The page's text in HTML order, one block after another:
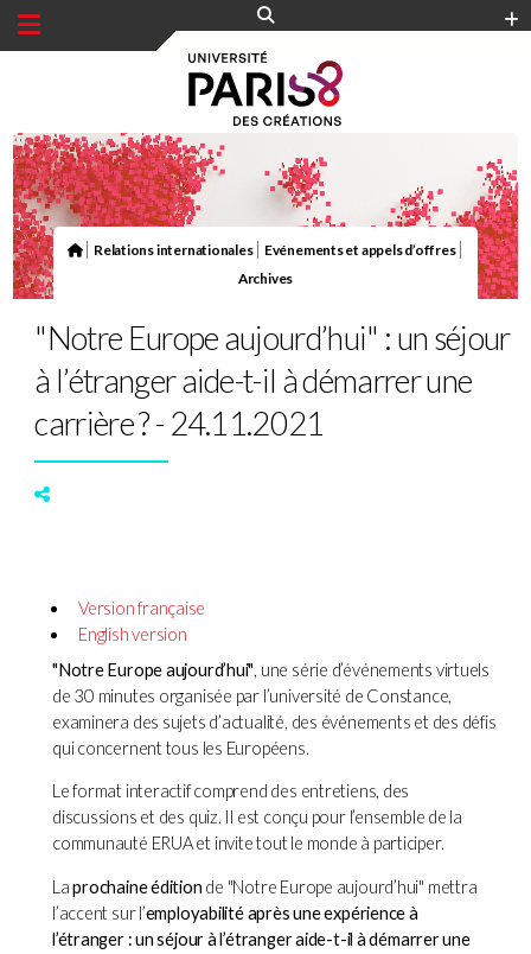
Relations internationales Evénements et appels d’offres
Archives
"Notre Europe aujourd’hui" : un séjour
à l’étranger aide-t-il à démarrer une
carrière ? - 24.11.2021
Version française
English version
"Notre Europe aujourd’hui", une série d’événements virtuels
de 30 minutes organisée par l’université de Constance,
examinera des sujets d’actualité, des événements et des défis
qui concernent tous les Européens.
Le format interactif comprend des entretiens, des
discussions et des quiz. Il est conçu pour l’ensemble de la
communauté ERUA et invite tout le monde à participer.
Laprochaine édition de "Notre Europe aujourd’hui" mettra
l’accent sur l’employabilité après une expérience à
l’étranger : un séjour à l’étranger aide-t-il à démarrer une
Panneau de gestion des cookies